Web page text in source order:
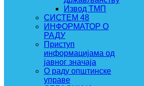
Извод ТМП
СИСТЕМ 48
ИНФОРМАТОР О
РАДУ
Приступ
информацијама од
јавног значаја
О раду општинске
управе